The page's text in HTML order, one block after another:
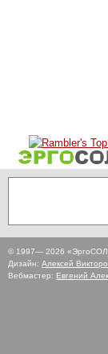
© 1997— 2026
Дизайн: Алексей
Вебмастер: Евгений